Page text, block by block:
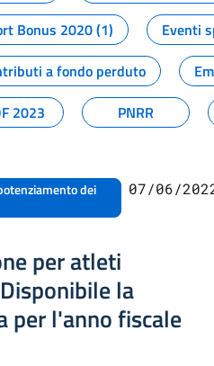
Bonus 2020 (1) Eventi
a fondo perduto
2023 PNRR
dei
07/06/
per atleti
la
per l'anno fiscale